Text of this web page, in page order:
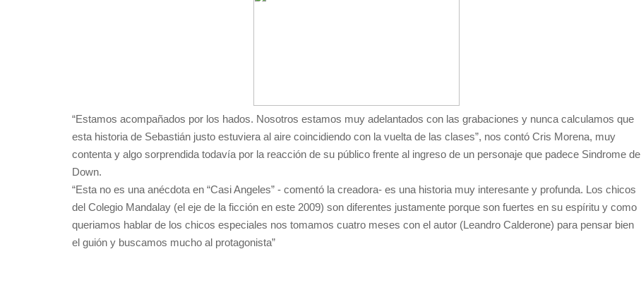
“Estamos acompañados por los hados. Nosotros estamos muy adelantados con las grabaciones y nunca calculamos que
esta historia de Sebastián justo estuviera al aire coincidiendo con la vuelta de las clases”, nos contó Cris Morena, muy
contenta y algo sorprendida todavía por la reacción de su público frente al ingreso de un personaje que padece Sindrome de
Down.
“Esta no es una anécdota en “Casi Angeles” - comentó la creadora- es una historia muy interesante y profunda. Los chicos
del Colegio Mandalay (el eje de la ficción en este 2009) son diferentes justamente porque son fuertes en su espíritu y como
queriamos hablar de los chicos especiales nos tomamos cuatro meses con el autor (Leandro Calderone) para pensar bien
el guión y buscamos mucho al protagonista”